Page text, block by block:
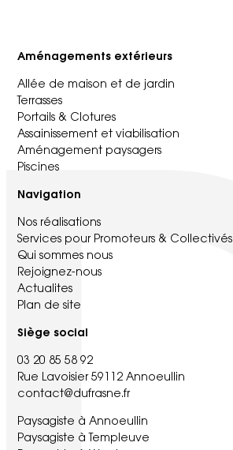
Aménagements extérieurs
Allée de maison et de jardin
Terrasses
Portails & Clotures
Assainissement et viabilisation
Aménagement paysagers
Piscines
Navigation
Nos réalisations
Services pour Promoteurs & Collectivés
Qui sommes nous
Rejoignez-nous
Actualites
Plan de site
Siège social
03 20 85 58 92
Rue Lavoisier 59112 Annoeullin
contact@dufrasne.fr
Paysagiste à Annoeullin
Paysagiste à Templeuve